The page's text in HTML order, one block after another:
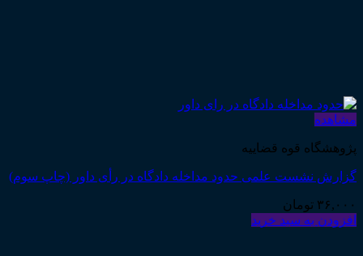
مشاهده
پژوهشگاه قوه قضاییه
گزارش نشست علمی حدود مداخله دادگاه در رأی داور (چاپ سوم)
۳۶,۰۰۰ تومان
افزودن به سبد خرید